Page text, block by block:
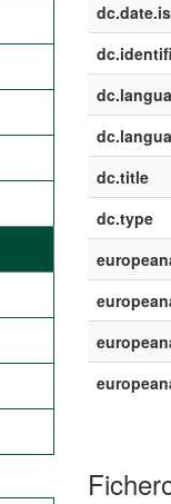
dc.title
dc.type